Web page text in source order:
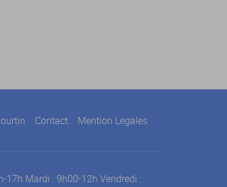
Contact Mention Légales
17h Mardi : 9h00-12h Vendredi :